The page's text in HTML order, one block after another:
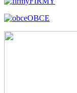
OBCE